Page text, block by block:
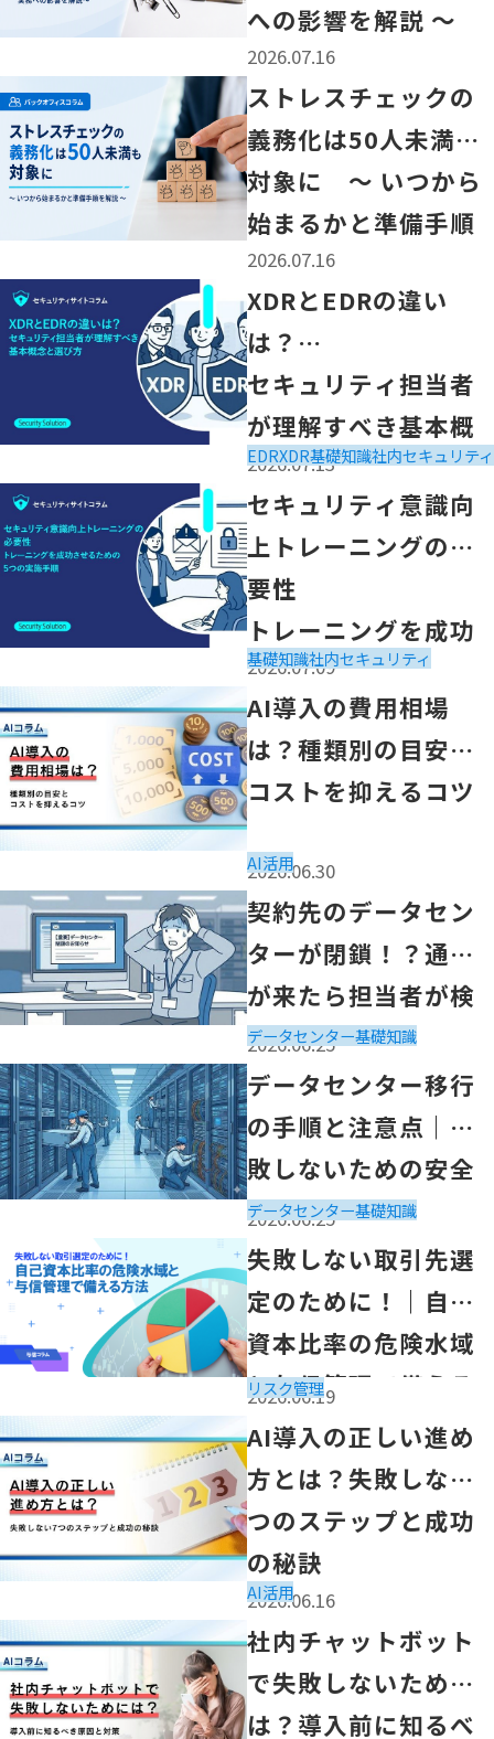
2026.07.16
への影響を解説 ～
「ストレスチェックの義務化は50人未満も対象に ～ い
2026.07.16
ストレスチェックの
義務化は50人未満も
対象に ～ いつから
始まるかと準備手順
を解説 ～
「XDRとEDRの違いは？
セキュリティ担当者が理解すべき基本概念と選び方」の記
2026.07.13
XDRとEDRの違い
は？
セキュリティ担当者
が理解すべき基本概
念と選び方
EDRXDR基礎知識社内セキュリティ
「セキュリティ意識向上トレーニングの必要性
トレーニングを成功させるための5つの実施手順」の記事
2026.07.09
セキュリティ意識向
上トレーニングの必
要性
トレーニングを成功
させるための5つの実
施手順
基礎知識社内セキュリティ
「AI導入の費用相場は？種類別の目安とコストを抑えるコ
2026.06.30
AI導入の費用相場
は？種類別の目安と
コストを抑えるコツ
AI活用
「契約先のデータセンターが閉鎖！？通知が来たら担当
2026.06.25
契約先のデータセン
ターが閉鎖！？通知
が来たら担当者が検
討すべきポイントと
必要な作業
データセンター基礎知識
「データセンター移行の手順と注意点｜失敗しないため
2026.06.25
データセンター移行
の手順と注意点｜失
敗しないための安全
ガイド
データセンター基礎知識
「失敗しない取引先選定のために！｜自己資本比率の危
2026.06.19
失敗しない取引先選
定のために！｜自己
資本比率の危険水域
と与信管理で備える
方法
リスク管理
「AI導入の正しい進め方とは？失敗しない7つのステップ
2026.06.16
AI導入の正しい進め
方とは？失敗しない7
つのステップと成功
の秘訣
AI活用
「社内チャットボットで失敗しないためには？導入前に
社内チャットボット
で失敗しないために
は？導入前に知るべ